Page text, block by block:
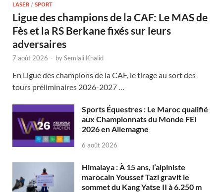
LASER / SPORT
Ligue des champions de la CAF: Le MAS de
Fès et la RS Berkane fixés sur leurs
adversaires
7 août 2026 - bySemlali Khalid
En Ligue des champions de la CAF, le tirage au sort des
tours préliminaires 2026-2027 …
Sports Équestres : Le Maroc qualifié
aux Championnats du Monde FEI
2026 en Allemagne
6 août 2026
Himalaya : À 15 ans, l’alpiniste
marocain Youssef Tazi gravit le
sommet du Kang Yatse II à 6.250 m